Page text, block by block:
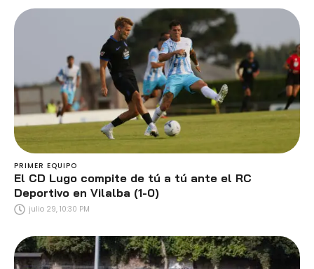
PRIMER EQUIPO
El CD Lugo compite de tú a tú ante el RC
Deportivo en Vilalba (1-0)
julio 29, 10:30 PM